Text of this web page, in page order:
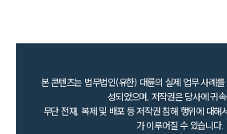
본 콘텐츠는 법무법인(유한) 대륜의 실제 업무 사례
성되었으며, 저작권은 당사에 귀
무단 전재, 복제 및 배포 등 저작권 침해 행위에 대해
가 이루어질 수 있습니다.